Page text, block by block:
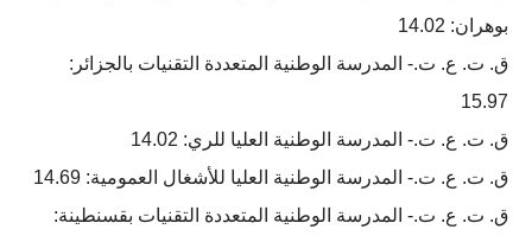
بوهران: 14.02
ق. ت. ع. ت.- المدرسة الوطنية المتعددة التقنيات بالجزائر:
15.97
ق. ت. ع. ت.- المدرسة الوطنية العليا للري: 14.02
ق. ت. ع. ت.- المدرسة الوطنية العليا للأشغال العمومية: 14.69
ق. ت. ع. ت.- المدرسة الوطنية المتعددة التقنيات بقسنطينة: